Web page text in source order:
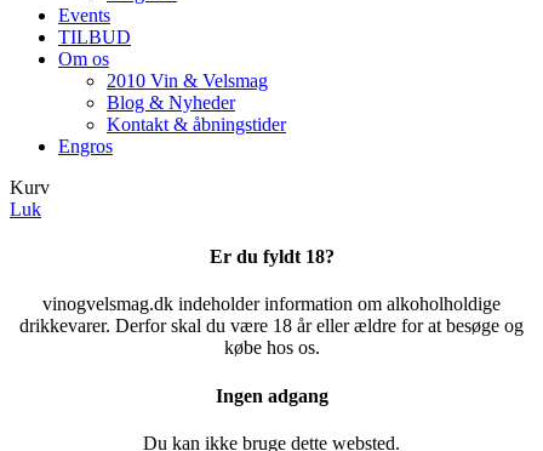
Events
TILBUD
Om os
2010 Vin & Velsmag
Blog & Nyheder
Kontakt & åbningstider
Engros
Kurv
Luk
Er du fyldt 18?
vinogvelsmag.dk indeholder information om alkoholholdige
drikkevarer. Derfor skal du være 18 år eller ældre for at besøge og
købe hos os.
Ingen adgang
Du kan ikke bruge dette websted.